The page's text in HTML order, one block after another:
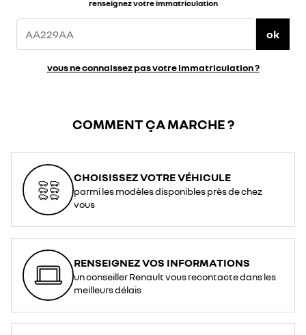
renseignez votre immatriculation
ok
vous ne connaissez pas votre immatriculation ?
COMMENT ÇA MARCHE ?
CHOISISSEZ VOTRE VÉHICULE
parmi les modèles disponibles près de chez
vous
RENSEIGNEZ VOS INFORMATIONS
un conseiller Renault vous recontacte dans les
meilleurs délais